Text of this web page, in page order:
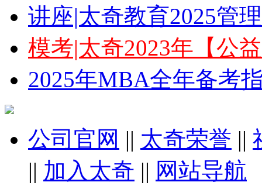
讲座|太奇教育2025管
模考|太奇2023年【公
2025年MBA全年备考
公司官网 || 太奇荣誉 ||
|| 加入太奇 || 网站导航